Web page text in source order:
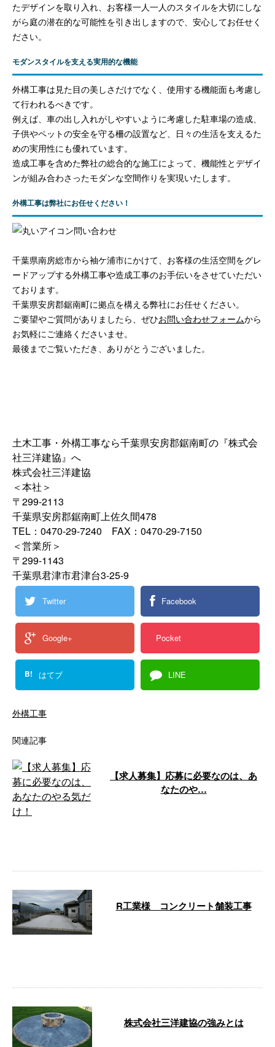
たデザインを取り入れ、お客様一人一人のスタイルを大切にしな
がら庭の潜在的な可能性を引き出しますので、安心してお任せく
ださい。
モダンスタイルを支える実用的な機能
外構工事は見た目の美しさだけでなく、使用する機能面も考慮し
て行われるべきです。
例えば、車の出し入れがしやすいように考慮した駐車場の造成、
子供やペットの安全を守る柵の設置など、日々の生活を支えるた
めの実用性にも優れています。
造成工事を含めた弊社の総合的な施工によって、機能性とデザイ
ンが組み合わさったモダンな空間作りを実現いたします。
外構工事は弊社にお任せください！
千葉県南房総市から袖ケ浦市にかけて、お客様の生活空間をグレ
ードアップする外構工事や造成工事のお手伝いをさせていただい
ております。
千葉県安房郡鋸南町に拠点を構える弊社にお任せください。
ご要望やご質問がありましたら、ぜひお問い合わせフォームから
お気軽にご連絡くださいませ。
最後までご覧いただき、ありがとうございました。
土木工事・外構工事なら千葉県安房郡鋸南町の『株式会
社三洋建協』へ
株式会社三洋建協
＜本社＞
〒299-2113
千葉県安房郡鋸南町上佐久間478
TEL：0470-29-7240 FAX：0470-29-7150
＜営業所＞
〒299-1143
千葉県君津市君津台3-25-9
Twitter Facebook
Google+ Pocket
B! はてブ LINE
外構工事
関連記事
【求人募集】応募に必要なのは、あ
なたのや…
R工業様 コンクリート舗装工事
株式会社三洋建協の強みとは